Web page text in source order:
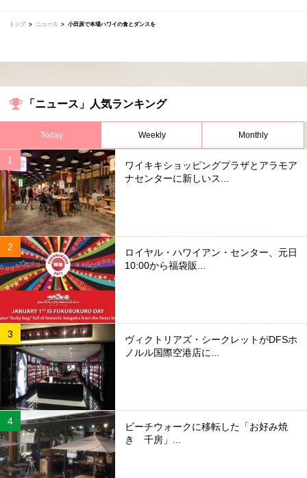
トップ ニュース 小田原で本場ハワイの食とダンスを
「ニュース」人気ランキング
Today Weekly Monthly
ワイキキショッピングプラザとアラモア
ナセンターに新しいス...
ロイヤル・ハワイアン・センター、元日
10:00から福袋販...
ヴィクトリアズ・シークレットがDFSホ
ノルル国際空港店に...
ビーチウォークに移転した「お好み焼
き 千房」...